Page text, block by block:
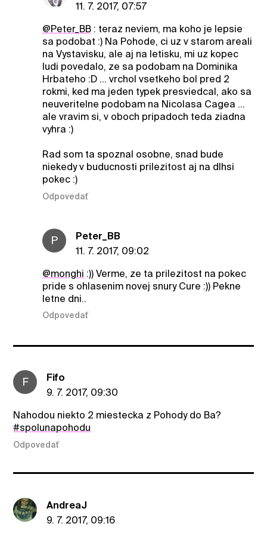
11. 7. 2017, 07:57
@Peter_BB: teraz neviem, ma koho je lepsie
sa podobat :) Na Pohode, ci uz v starom areali
na Vystavisku, ale aj na letisku, mi uz kopec
ludi povedalo, ze sa podobam na Dominika
Hrbateho :D ... vrchol vsetkeho bol pred 2
rokmi, ked ma jeden typek presviedcal, ako sa
neuveritelne podobam na Nicolasa Cagea ...
ale vravim si, v oboch pripadoch teda ziadna
vyhra :)
Rad som ta spoznal osobne, snad bude
niekedy v buducnosti prilezitost aj na dlhsi
pokec :)
Odpovedať
P
Peter_BB
11. 7. 2017, 09:02
@monghi :)) Verme, ze ta prilezitost na pokec
pride s ohlasenim novej snury Cure :)) Pekne
letne dni..
Odpovedať
F
Fifo
9. 7. 2017, 09:30
Nahodou niekto 2 miestecka z Pohody do Ba?
#spolunapohodu
Odpovedať
AndreaJ
9. 7. 2017, 09:16